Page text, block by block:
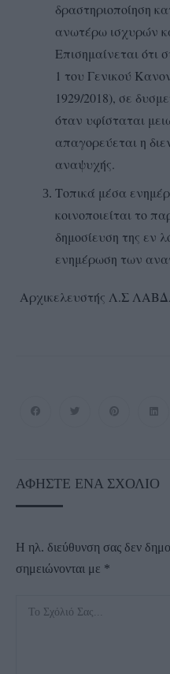
δραστηριοποίηση
ανωτέρω ισχυρών
Επισημαίνεται
1 του Γενικού
1929/2018), σε
όταν υφίσταται
απαγορεύεται η
αναψυχής.
Τοπικά μέσα
κοινοποιείται το
δημοσίευση της εν
ενημέρωση των
Αρχικελευστής Λ.Σ
ΑΦΉΣΤΕ ΈΝΑ ΣΧΌΛΙΟ
Η ηλ. διεύθυνση σας δεν
σημειώνονται με *